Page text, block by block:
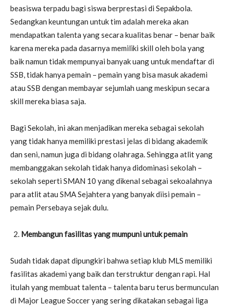
beasiswa terpadu bagi siswa berprestasi di Sepakbola.
Sedangkan keuntungan untuk tim adalah mereka akan
mendapatkan talenta yang secara kualitas benar – benar baik
karena mereka pada dasarnya memiliki skill oleh bola yang
baik namun tidak mempunyai banyak uang untuk mendaftar di
SSB, tidak hanya pemain – pemain yang bisa masuk akademi
atau SSB dengan membayar sejumlah uang meskipun secara
skill mereka biasa saja.
Bagi Sekolah, ini akan menjadikan mereka sebagai sekolah
yang tidak hanya memiliki prestasi jelas di bidang akademik
dan seni, namun juga di bidang olahraga. Sehingga atlit yang
membanggakan sekolah tidak hanya didominasi sekolah –
sekolah seperti SMAN 10 yang dikenal sebagai sekoalahnya
para atlit atau SMA Sejahtera yang banyak diisi pemain –
pemain Persebaya sejak dulu.
Membangun fasilitas yang mumpuni untuk pemain
Sudah tidak dapat dipungkiri bahwa setiap klub MLS memiliki
fasilitas akademi yang baik dan terstruktur dengan rapi. Hal
itulah yang membuat talenta – talenta baru terus bermunculan
di Major League Soccer yang sering dikatakan sebagai liga